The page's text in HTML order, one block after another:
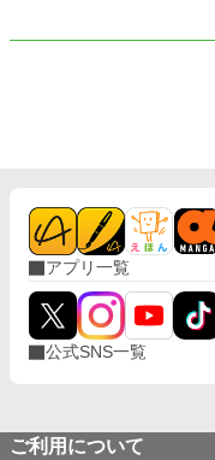
アプリ一覧
公式SNS一覧
ご利用について